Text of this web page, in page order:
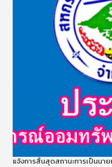
แจ้งการสิ้นสุดสถานะการเป็นนา